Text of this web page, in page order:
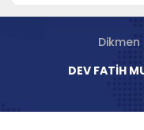
DEV FATİH